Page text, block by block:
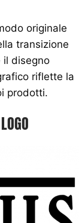
originale
transizione
il disegno
riflette la
prodotti.